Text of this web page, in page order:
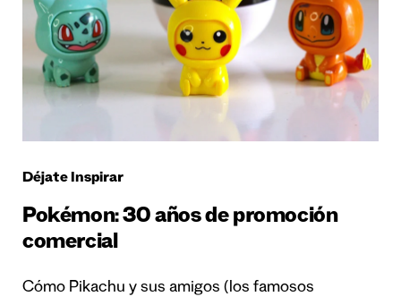
Déjate Inspirar
Pokémon: 30 años de promoción
comercial
Cómo Pikachu y sus amigos (los famosos